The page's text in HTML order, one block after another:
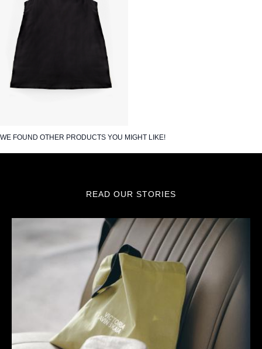
WE FOUND OTHER PRODUCTS YOU MIGHT LIKE!
READ OUR STORIES